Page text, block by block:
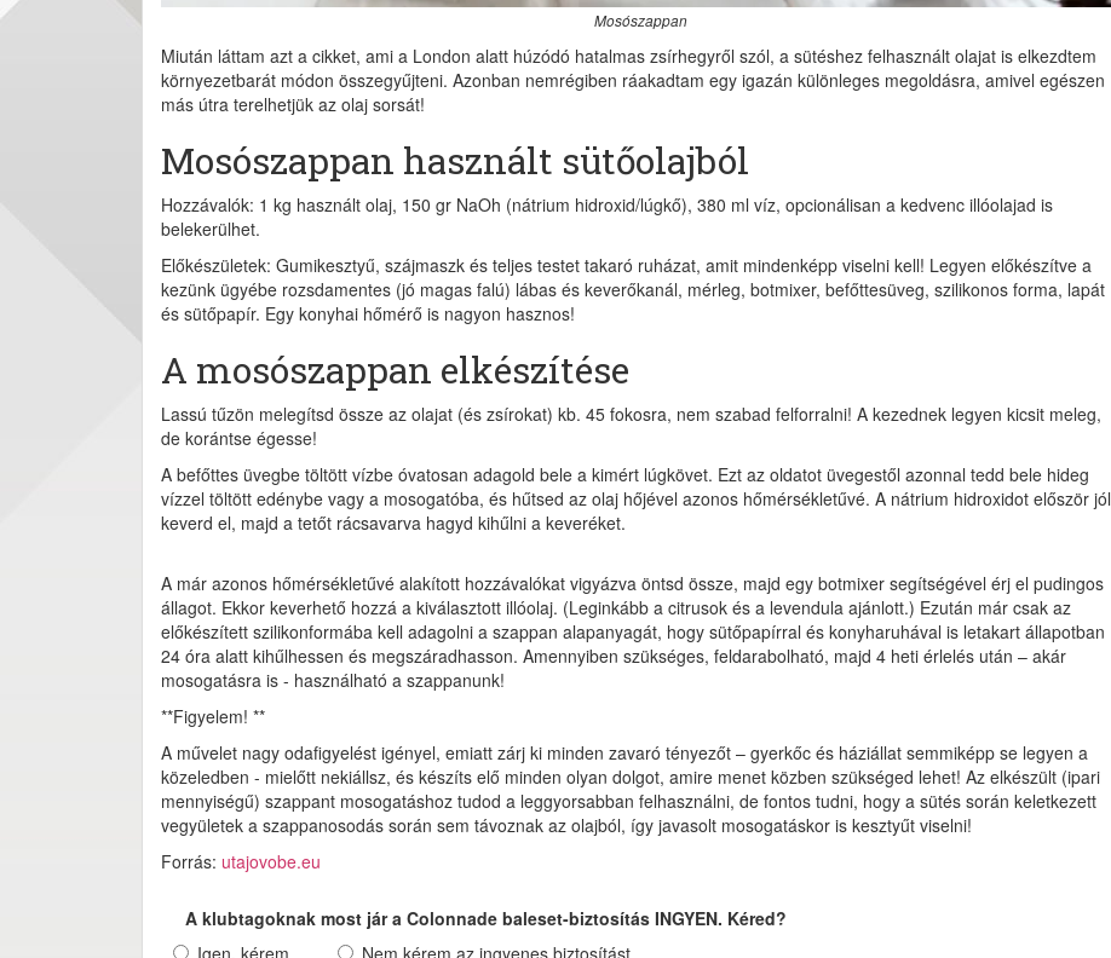
Mosószappan
Miután láttam azt a cikket, ami a London alatt húzódó hatalmas zsírhegyről szól, a sütéshez felhasznált olajat is elkezdtem
környezetbarát módon összegyűjteni. Azonban nemrégiben ráakadtam egy igazán különleges megoldásra, amivel egészen
más útra terelhetjük az olaj sorsát!
Mosószappan használt sütőolajból
Hozzávalók: 1 kg használt olaj, 150 gr NaOh (nátrium hidroxid/lúgkő), 380 ml víz, opcionálisan a kedvenc illóolajad is
belekerülhet.
Előkészületek: Gumikesztyű, szájmaszk és teljes testet takaró ruházat, amit mindenképp viselni kell! Legyen előkészítve a
kezünk ügyébe rozsdamentes (jó magas falú) lábas és keverőkanál, mérleg, botmixer, befőttesüveg, szilikonos forma, lapát
és sütőpapír. Egy konyhai hőmérő is nagyon hasznos!
A mosószappan elkészítése
Lassú tűzön melegítsd össze az olajat (és zsírokat) kb. 45 fokosra, nem szabad felforralni! A kezednek legyen kicsit meleg,
de korántse égesse!
A befőttes üvegbe töltött vízbe óvatosan adagold bele a kimért lúgkövet. Ezt az oldatot üvegestől azonnal tedd bele hideg
vízzel töltött edénybe vagy a mosogatóba, és hűtsed az olaj hőjével azonos hőmérsékletűvé. A nátrium hidroxidot először jól
keverd el, majd a tetőt rácsavarva hagyd kihűlni a keveréket.
A már azonos hőmérsékletűvé alakított hozzávalókat vigyázva öntsd össze, majd egy botmixer segítségével érj el pudingos
állagot. Ekkor keverhető hozzá a kiválasztott illóolaj. (Leginkább a citrusok és a levendula ajánlott.) Ezután már csak az
előkészített szilikonformába kell adagolni a szappan alapanyagát, hogy sütőpapírral és konyharuhával is letakart állapotban
24 óra alatt kihűlhessen és megszáradhasson. Amennyiben szükséges, feldarabolható, majd 4 heti érlelés után – akár
mosogatásra is - használható a szappanunk!
**Figyelem! **
A művelet nagy odafigyelést igényel, emiatt zárj ki minden zavaró tényezőt – gyerkőc és háziállat semmiképp se legyen a
közeledben - mielőtt nekiállsz, és készíts elő minden olyan dolgot, amire menet közben szükséged lehet! Az elkészült (ipari
mennyiségű) szappant mosogatáshoz tudod a leggyorsabban felhasználni, de fontos tudni, hogy a sütés során keletkezett
vegyületek a szappanosodás során sem távoznak az olajból, így javasolt mosogatáskor is kesztyűt viselni!
Forrás: utajovobe.eu
A klubtagoknak most jár a Colonnade baleset-biztosítás INGYEN. Kéred?
Igen, kérem
Nem kérem az ingyenes biztosítást